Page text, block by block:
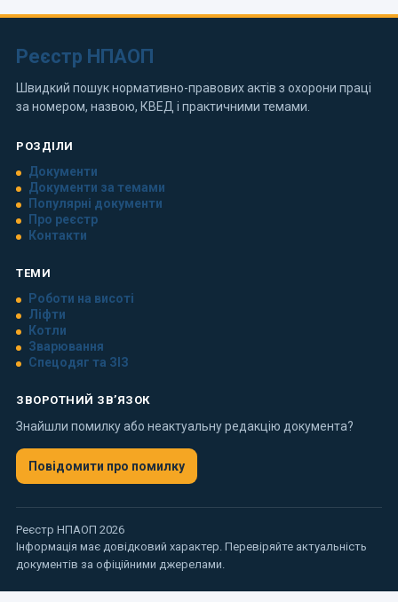
Реєстр НПАОП
Швидкий пошук нормативно-правових актів з охорони праці
за номером, назвою, КВЕД і практичними темами.
РОЗДІЛИ
Документи
Документи за темами
Популярні документи
Про реєстр
Контакти
ТЕМИ
Роботи на висоті
Ліфти
Котли
Зварювання
Спецодяг та ЗІЗ
ЗВОРОТНИЙ ЗВ’ЯЗОК
Знайшли помилку або неактуальну редакцію документа?
Повідомити про помилку
Реєстр НПАОП 2026
Інформація має довідковий характер. Перевіряйте актуальність
документів за офіційними джерелами.